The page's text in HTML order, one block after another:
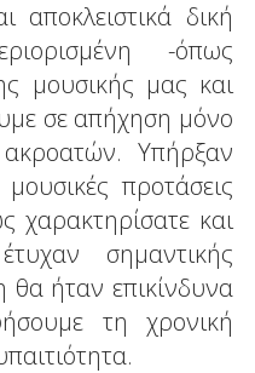
αποκλειστικά δική
-όπως
μουσικής μας και
σε απήχηση μόνο
ακροατών. Υπήρξαν
προτάσεις
χαρακτηρίσατε και
σημαντικής
ήταν επικίνδυνα
τη χρονική